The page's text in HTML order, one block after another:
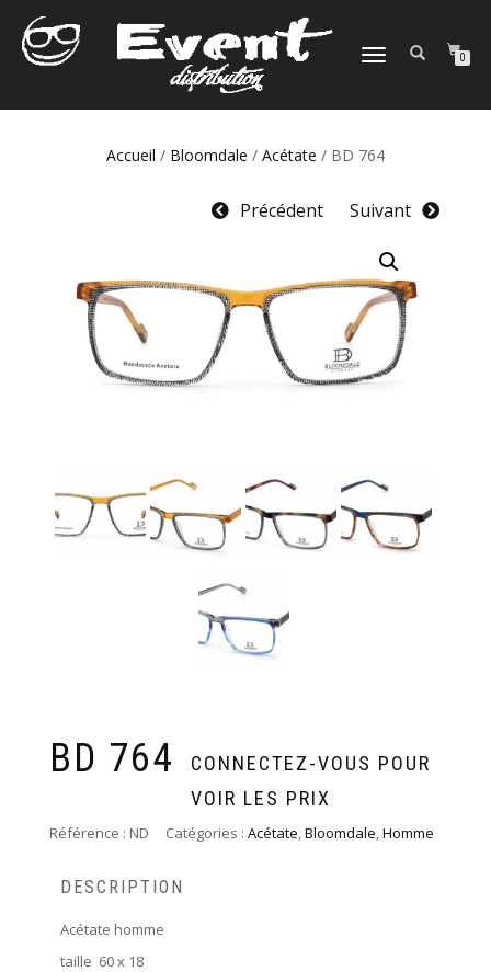
DÉPLIER
0
Accueil / Bloomdale / Acétate / BD 764
Précédent Suivant
BD 764
CONNECTEZ-VOUS POUR
VOIR LES PRIX
Référence : ND Catégories : Acétate,Bloomdale,Homme
DESCRIPTION
Acétate homme
taille 60 x 18